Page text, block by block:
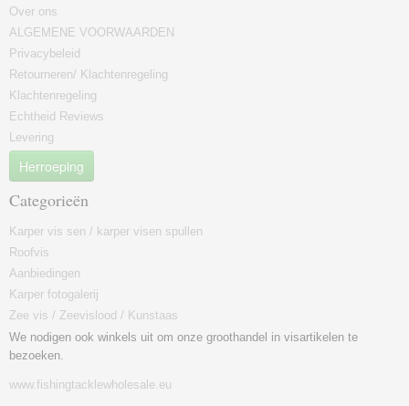
Over ons
ALGEMENE VOORWAARDEN
Privacybeleid
Retourneren/ Klachtenregeling
Klachtenregeling
Echtheid Reviews
Levering
Herroeping
Categorieën
Karper vis sen / karper visen spullen
Roofvis
Aanbiedingen
Karper fotogalerij
Zee vis / Zeevislood / Kunstaas
We nodigen ook winkels uit om onze groothandel in visartikelen te
bezoeken.
www.fishingtacklewholesale.eu